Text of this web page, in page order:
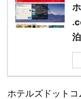
ホテルズドット